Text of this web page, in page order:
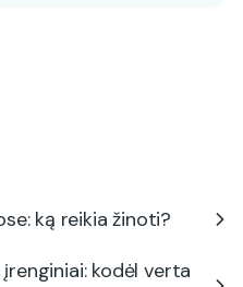
ką reikia žinoti?
kodėl verta